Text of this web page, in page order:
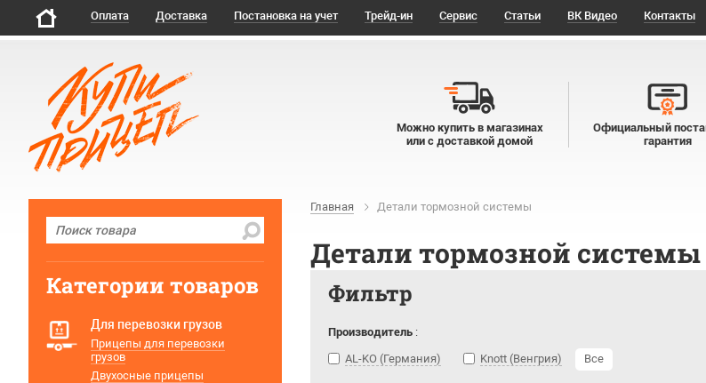
Оплата Доставка Постановка на учет Трейд-ин Сервис Статьи ВК Видео Контакты
Можно купить в магазинах
или с доставкой домой
Официальный
гарантия
Главная Детали тормозной системы
Детали тормозной системы
Фильтр
Производитель :
AL-KO (Германия)
Knott (Венгрия) Все
Категории товаров
Для перевозки грузов
Прицепы для перевозки
грузов
Двухосные прицепы